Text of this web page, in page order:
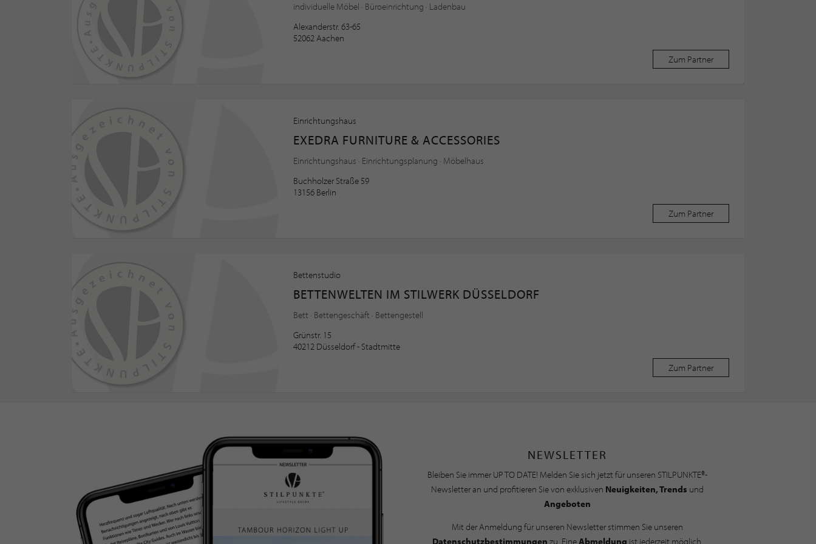
individuelle Möbel · Büroeinrichtung · Ladenbau
Alexanderstr. 63-65
52062 Aachen
Zum Partner
Einrichtungshaus
EXEDRA FURNITURE & ACCESSORIES
Einrichtungshaus · Einrichtungsplanung · Möbelhaus
Buchholzer Straße 59
13156 Berlin
Zum Partner
Bettenstudio
BETTENWELTEN IM STILWERK DÜSSELDORF
Bett · Bettengeschäft · Bettengestell
Grünstr. 15
40212 Düsseldorf - Stadtmitte
Zum Partner
NEWSLETTER
Bleiben Sie immer UP TO DATE! Melden Sie sich jetzt für unseren STILPUNKTE®-
Newsletter an und profitieren Sie von exklusiven Neuigkeiten, Trends und
Angeboten
Mit der Anmeldung für unseren Newsletter stimmen Sie unseren
Datenschutzbestimmungen zu. EineAbmeldung ist jederzeit möglich.